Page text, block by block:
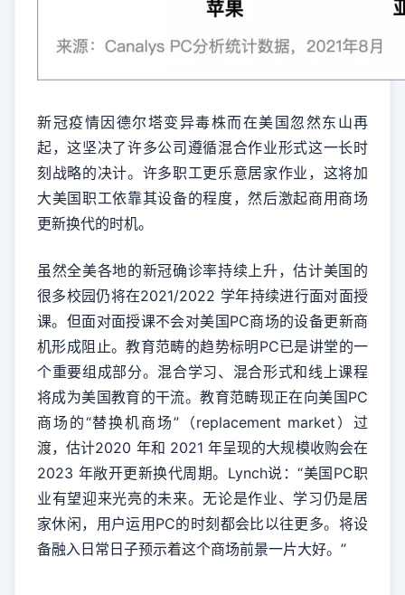
新冠疫情因德尔塔变异毒株而在美国忽然东山再
起，这坚决了许多公司遵循混合作业形式这一长时
刻战略的决计。许多职工更乐意居家作业，这将加
大美国职工依靠其设备的程度，然后激起商用商场
更新换代的时机。
虽然全美各地的新冠确诊率持续上升，估计美国的
很多校园仍将在2021/2022 学年持续进行面对面授
课。但面对面授课不会对美国PC商场的设备更新商
机形成阻止。教育范畴的趋势标明PC已是讲堂的一
个重要组成部分。混合学习、混合形式和线上课程
将成为美国教育的干流。教育范畴现正在向美国PC
商场的“替换机商场”（replacement market）过
渡，估计2020 年和 2021 年呈现的大规模收购会在
2023 年敞开更新换代周期。Lynch说：“美国PC职
业有望迎来光亮的未来。无论是作业、学习仍是居
家休闲，用户运用PC的时刻都会比以往更多。将设
备融入日常日子预示着这个商场前景一片大好。”